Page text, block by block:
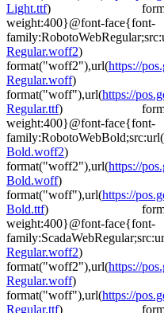
Light.ttf)
weight:400}@font-face{font-
Regular.woff2)
format("woff2"),url(https://
Regular.woff)
format("woff"),url(https://
Regular.ttf)
weight:400}@font-face{font-
family:RobotoWebBold;src:url(
Bold.woff2)
format("woff2"),url(https://
Bold.woff)
format("woff"),url(https://
Bold.ttf)
weight:400}@font-face{font-
Regular.woff2)
format("woff2"),url(https://
Regular.woff)
format("woff"),url(https://
Regular.ttf)